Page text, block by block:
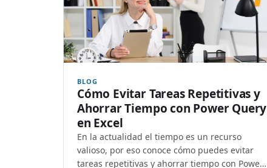
BLOG
Cómo Evitar Tareas Repetitivas y
Ahorrar Tiempo con Power Query
en Excel
En la actualidad el tiempo es un recurso
valioso, por eso conoce cómo puedes evitar
tareas repetitivas y ahorrar tiempo con Power